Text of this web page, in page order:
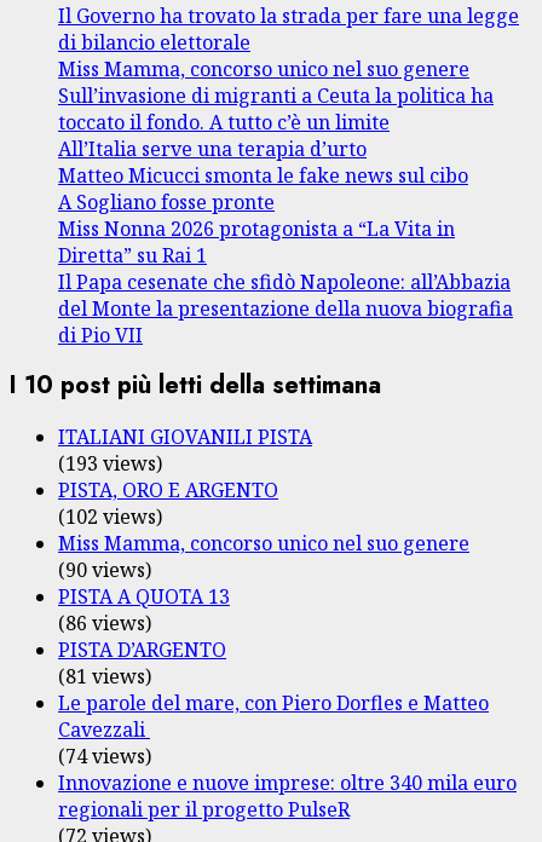
Il Governo ha trovato la strada per fare una legge
di bilancio elettorale
Miss Mamma, concorso unico nel suo genere
Sull’invasione di migranti a Ceuta la politica ha
toccato il fondo. A tutto c’è un limite
All’Italia serve una terapia d’urto
Matteo Micucci smonta le fake news sul cibo
A Sogliano fosse pronte
Miss Nonna 2026 protagonista a “La Vita in
Diretta” su Rai 1
Il Papa cesenate che sfidò Napoleone: all’Abbazia
del Monte la presentazione della nuova biografia
di Pio VII
I 10 post più letti della settimana
ITALIANI GIOVANILI PISTA
(193 views)
PISTA, ORO E ARGENTO
(102 views)
Miss Mamma, concorso unico nel suo genere
(90 views)
PISTA A QUOTA 13
(86 views)
PISTA D’ARGENTO
(81 views)
Le parole del mare, con Piero Dorfles e Matteo
Cavezzali
(74 views)
Innovazione e nuove imprese: oltre 340 mila euro
regionali per il progetto PulseR
(72 views)